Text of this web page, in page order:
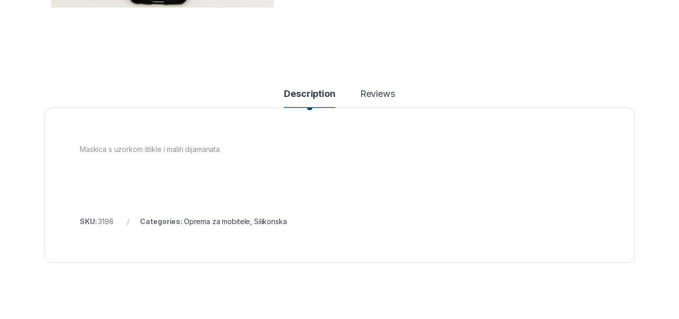
Description Reviews
Maskica s uzorkom štikle i malih dijamanata
SKU:3198 Categories: Oprema za mobitele ,Silikonska